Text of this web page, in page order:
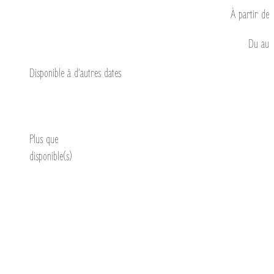
À partir de
Du au
Disponible à d’autres dates
Plus que
disponible(s)